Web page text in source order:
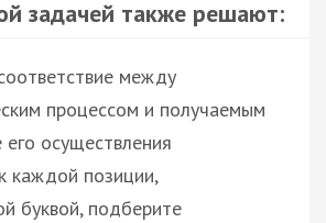
задачей также решают:
между
процессом и получаемым
его осуществления
каждой позиции,
буквой, подберите